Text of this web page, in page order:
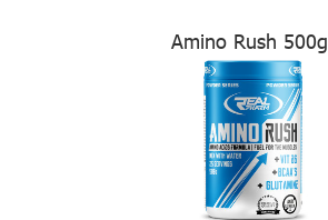
Amino Rush 500g